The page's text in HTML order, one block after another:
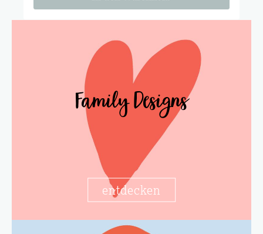
Family Designs
entdecken